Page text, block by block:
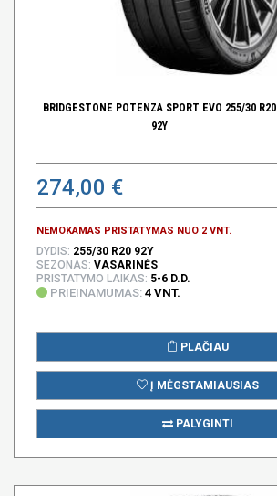
BRIDGESTONE POTENZA SPORT EVO 255/30 R20
92Y
274,00 €
NEMOKAMAS PRISTATYMAS NUO 2 VNT.
DYDIS: 255/30 R20 92Y
SEZONAS: VASARINĖS
PRISTATYMO LAIKAS: 5-6 D.D.
PRIEINAMUMAS: 4 VNT.
PLAČIAU
Į MĖGSTAMIAUSIAS
PALYGINTI